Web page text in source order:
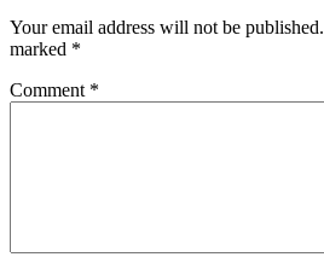
Your email address will not be published.
marked *
Comment *